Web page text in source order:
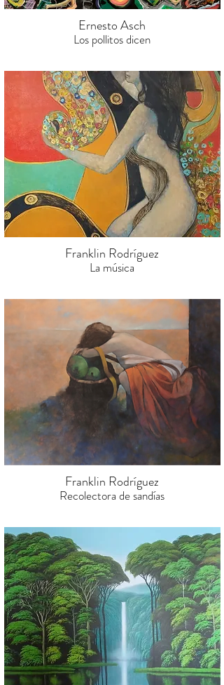
Ernesto Asch
Los pollitos dicen
Franklin Rodríguez
La música
Franklin Rodríguez
Recolectora de sandías